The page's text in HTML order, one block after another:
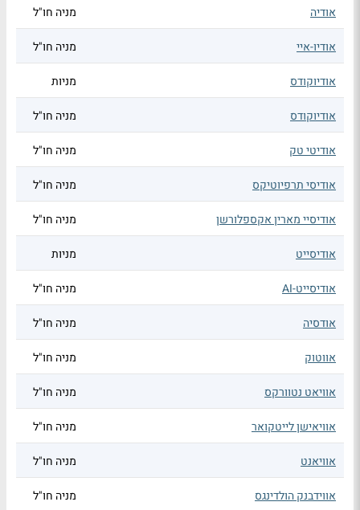
אודיה מניה חו"ל
אודיו-איי מניה חו"ל
אודיוקודס מניות
אודיוקודס מניה חו"ל
אודיטי טק מניה חו"ל
אודיסי תרפיוטיקס מניה חו"ל
אודיסיי מארין אקספלורשן מניה חו"ל
אודיסייט מניות
אודיסייט-AI מניה חו"ל
אודסיה מניה חו"ל
אווטוק מניה חו"ל
אוויאט נטוורקס מניה חו"ל
אוויאישן לייטקואר מניה חו"ל
אוויאנט מניה חו"ל
אווידבנק הולדינגס מניה חו"ל